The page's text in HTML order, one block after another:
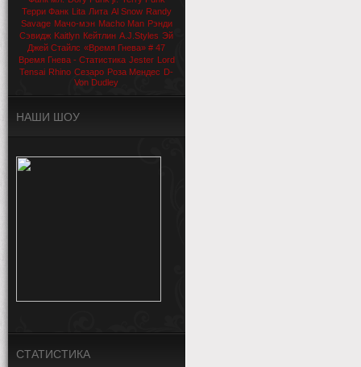
Терри Фанк Lita Лита Al Snow Randy
Savage Мачо-мэн Macho Man Рэнди
Сэвидж Kaitlyn Кейтлин A.J.Styles Эй
Джей Стайлс «Время Гнева» # 47
Время Гнева - Статистика Jester Lord
Tensai Rhino Сезаро Роза Мендес D-
Von Dudley
НАШИ ШОУ
СТАТИСТИКА